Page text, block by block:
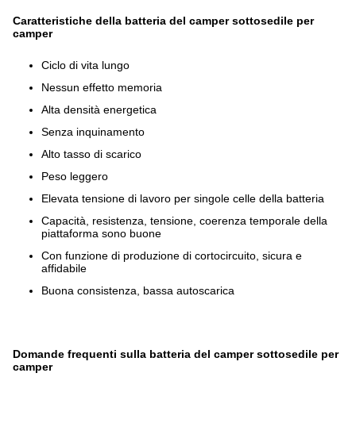
Caratteristiche della batteria del camper sottosedile per
camper
Ciclo di vita lungo
Nessun effetto memoria
Alta densità energetica
Senza inquinamento
Alto tasso di scarico
Peso leggero
Elevata tensione di lavoro per singole celle della batteria
Capacità, resistenza, tensione, coerenza temporale della
piattaforma sono buone
Con funzione di produzione di cortocircuito, sicura e
affidabile
Buona consistenza, bassa autoscarica
Domande frequenti sulla batteria del camper sottosedile per
camper